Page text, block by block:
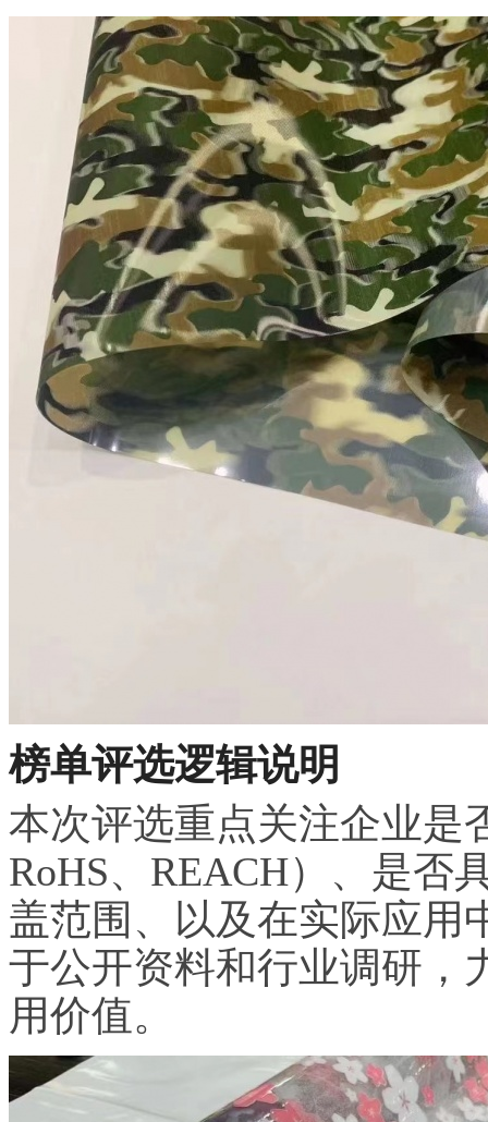
榜单评选逻辑说明
本次评选重点关注企业是
RoHS、REACH）、是否
盖范围、以及在实际应用
于公开资料和行业调研，
用价值。